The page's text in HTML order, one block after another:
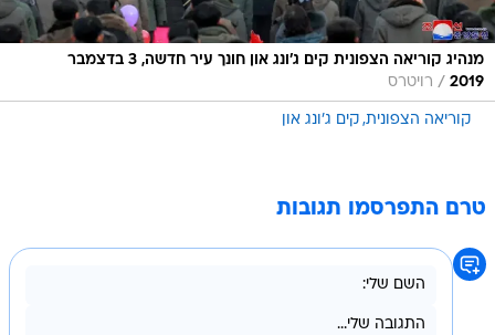
מנהיג קוריאה הצפונית קים ג'ונג און חונך עיר חדשה, 3 בדצמבר
2019
/ רויטרס
קוריאה הצפונית קים ג'ונג און
טרם התפרסמו תגובות